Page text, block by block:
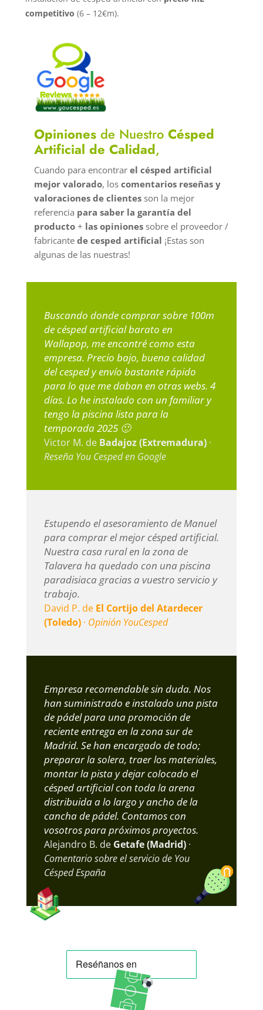
competitivo (6 – 12€m).
Opiniones de NuestroCésped
Artificial de Calidad,
Cuando para encontrarel césped artificial
mejor valorado, loscomentarios reseñas y
valoraciones de clientes son la mejor
referencia para saber la garantía del
producto + las opiniones sobre el proveedor /
fabricantede cesped artificial ¡Estas son
algunas de las nuestras!
Buscando donde comprar sobre 100m
de césped artificial barato en
Wallapop, me encontré como esta
empresa. Precio bajo, buena calidad
del cesped y envío bastante rápido
para lo que me daban en otras webs. 4
días. Lo he instalado con un familiar y
tengo la piscina lista para la
temporada 2025 🙂
Victor M. de Badajoz (Extremadura)·
Reseña You Cesped en Google
Estupendo el asesoramiento de Manuel
para comprar el mejor césped artificial.
Nuestra casa rural en la zona de
Talavera ha quedado con una piscina
paradisiaca gracias a vuestro servicio y
trabajo.
David P. de El Cortijo del Atardecer
(Toledo)· Opinión YouCesped
Empresa recomendable sin duda. Nos
han suministrado e instalado una pista
de pádel para una promoción de
reciente entrega en la zona sur de
Madrid. Se han encargado de todo;
preparar la solera, traer los materiales,
montar la pista y dejar colocado el
césped artificial con toda la arena
distribuida a lo largo y ancho de la
cancha de pádel. Contamos con
vosotros para próximos proyectos.
Alejandro B. de Getafe (Madrid)·
Comentario sobre el servicio de You
Césped España